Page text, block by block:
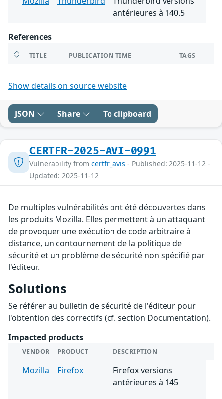
antérieures à 140.5
References
TITLE PUBLICATION TIME TAGS
Show details on source website
JSON Share To clipboard
CERTFR-2025-AVI-0991
Vulnerability from certfr_avis - Published: 2025-11-12 -
Updated: 2025-11-12
De multiples vulnérabilités ont été découvertes dans
les produits Mozilla. Elles permettent à un attaquant
de provoquer une exécution de code arbitraire à
distance, un contournement de la politique de
sécurité et un problème de sécurité non spécifié par
l'éditeur.
Solutions
Se référer au bulletin de sécurité de l'éditeur pour
l'obtention des correctifs (cf. section Documentation).
Impacted products
VENDOR PRODUCT DESCRIPTION
Mozilla Firefox
Firefox versions
antérieures à 145